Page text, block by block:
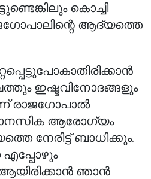
കൊച്ചി
ആദ്യത്തെ
ഇഷ്ടവിനോദങ്ങളും
രാജഗോപാൽ
ആരോഗ്യം
നേരിട്ട് ബാധിക്കും.
ഞാൻ